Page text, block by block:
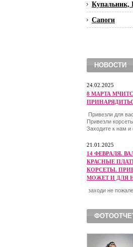
Купальник,
Сапоги
НОВОСТИ
24.02.2025
8 МАРТА
Привезли для
Привезли
Заходите к нам и
21.01.2025
14 ФЕВРАЛЯ.
КРАСНЫЕ
КОРСЕТЫ.
МОЖЕТ И ДЛЯ
заходи не